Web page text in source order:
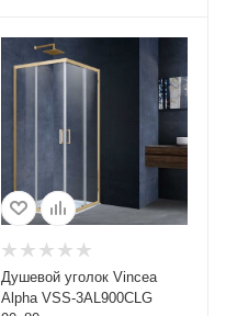
Душевой уголок Vincea
Alpha VSS-3AL900CLG